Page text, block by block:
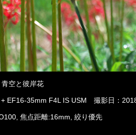
青空と彼岸花
EF16-35mm F4L IS USM 撮影日：
焦点距離:16mm, 絞り優先